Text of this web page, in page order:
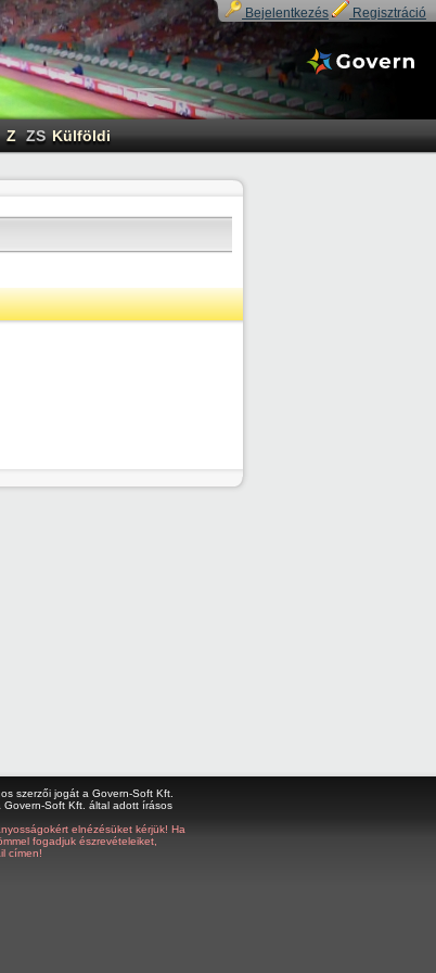
Bejelentkezés Regisztráció
Z ZS Külföldi
szerzői jogát a Govern-Soft Kft.
Soft Kft. által adott írásos
elnézésüket kérjük! Ha
fogadjuk észrevételeiket,
címen!